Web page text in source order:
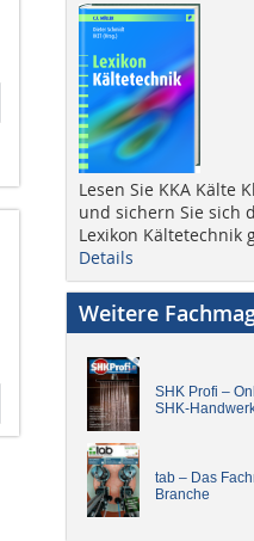
Lesen Sie KKA Kälte
und sichern Sie sich
Lexikon Kältetechnik
Details
Weitere
SHK Profi –
SHK-
tab – Das
Branche